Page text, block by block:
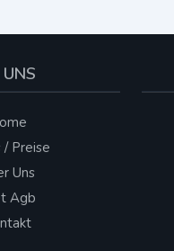
Preise
Uns
Agb